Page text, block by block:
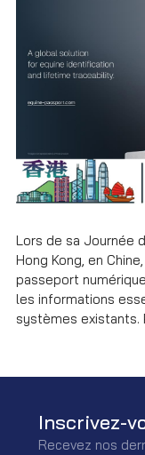
Lors de sa Journée
Hong Kong, en
passeport
les informations
systèmes existants.
Inscrivez-
Recevez nos